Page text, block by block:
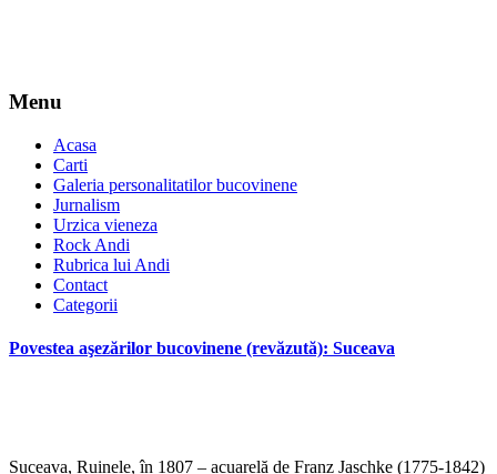
Menu
Acasa
Carti
Galeria personalitatilor bucovinene
Jurnalism
Urzica vieneza
Rock Andi
Rubrica lui Andi
Contact
Categorii
Povestea aşezărilor bucovinene (revăzută): Suceava
Suceava, Ruinele, în 1807 – acuarelă de Franz Jaschke (1775-1842)